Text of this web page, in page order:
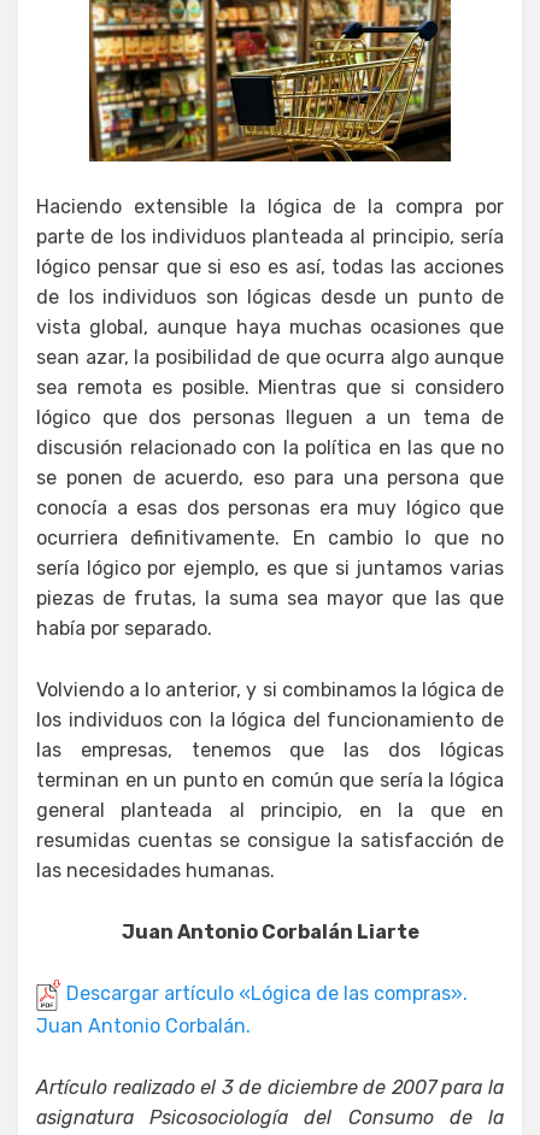
Haciendo extensible la lógica de la compra por
parte de los individuos planteada al principio, sería
lógico pensar que si eso es así, todas las acciones
de los individuos son lógicas desde un punto de
vista global, aunque haya muchas ocasiones que
sean azar, la posibilidad de que ocurra algo aunque
sea remota es posible. Mientras que si considero
lógico que dos personas lleguen a un tema de
discusión relacionado con la política en las que no
se ponen de acuerdo, eso para una persona que
conocía a esas dos personas era muy lógico que
ocurriera definitivamente. En cambio lo que no
sería lógico por ejemplo, es que si juntamos varias
piezas de frutas, la suma sea mayor que las que
había por separado.
Volviendo a lo anterior, y si combinamos la lógica de
los individuos con la lógica del funcionamiento de
las empresas, tenemos que las dos lógicas
terminan en un punto en común que sería la lógica
general planteada al principio, en la que en
resumidas cuentas se consigue la satisfacción de
las necesidades humanas.
Juan Antonio Corbalán Liarte
Descargar artículo «Lógica de las compras».
Juan Antonio Corbalán.
Artículo realizado el 3 de diciembre de 2007 para la
asignatura Psicosociología del Consumo de la